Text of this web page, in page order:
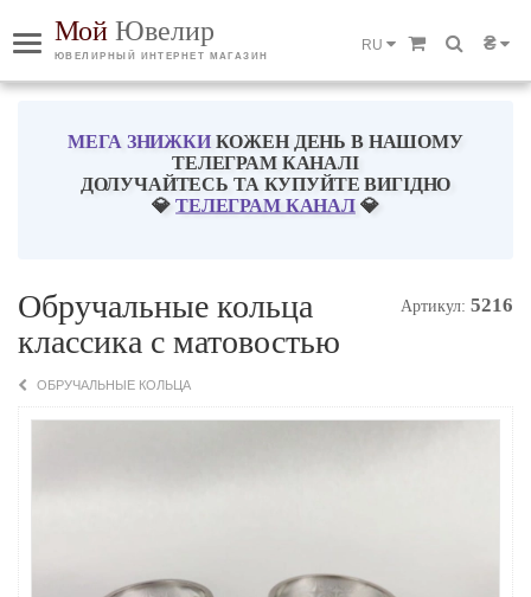
Мой Ювелир
ЮВЕЛИРНЫЙ ИНТЕРНЕТ МАГАЗИН
₴
RU
МЕГА ЗНИЖКИКОЖЕН ДЕНЬ В НАШОМУ
ТЕЛЕГРАМ КАНАЛІ
ДОЛУЧАЙТЕСЬ ТА КУПУЙТЕ ВИГІДНО
💎ТЕЛЕГРАМ КАНАЛ 💎
Обручальные кольца
классика с матовостью
Артикул: 5216
ОБРУЧАЛЬНЫЕ КОЛЬЦА